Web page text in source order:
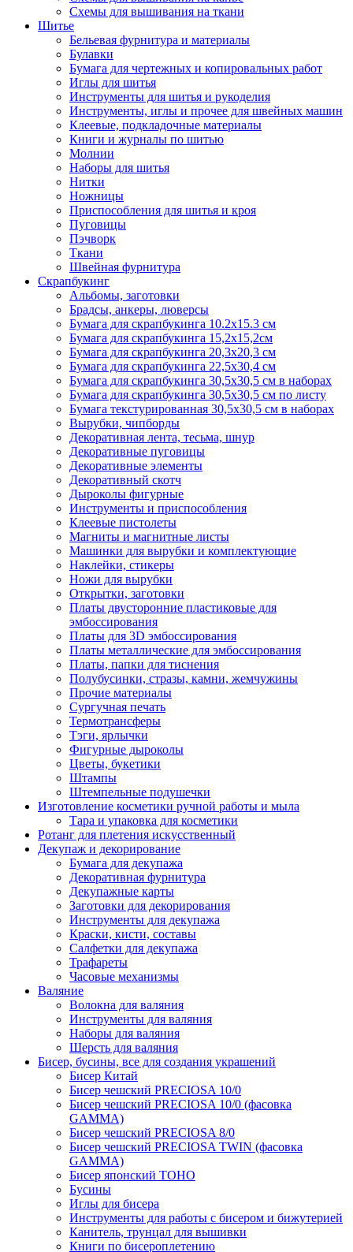
Схемы для вышивания на ткани
Шитье
Бельевая фурнитура и материалы
Булавки
Бумага для чертежных и копировальных работ
Иглы для шитья
Инструменты для шитья и рукоделия
Инструменты, иглы и прочее для швейных машин
Клеевые, подкладочные материалы
Книги и журналы по шитью
Молнии
Наборы для шитья
Нитки
Ножницы
Приспособления для шитья и кроя
Пуговицы
Пэчворк
Ткани
Швейная фурнитура
Скрапбукинг
Альбомы, заготовки
Брадсы, анкеры, люверсы
Бумага для скрапбукинга 10.2х15.3 см
Бумага для скрапбукинга 15,2х15,2см
Бумага для скрапбукинга 20,3х20,3 см
Бумага для скрапбукинга 22,5х30,4 см
Бумага для скрапбукинга 30,5х30,5 см в наборах
Бумага для скрапбукинга 30,5х30,5 см по листу
Бумага текстурированная 30,5х30,5 см в наборах
Вырубки, чипборды
Декоративная лента, тесьма, шнур
Декоративные пуговицы
Декоративные элементы
Декоративный скотч
Дыроколы фигурные
Инструменты и приспособления
Клеевые пистолеты
Магниты и магнитные листы
Машинки для вырубки и комплектующие
Наклейки, стикеры
Ножи для вырубки
Открытки, заготовки
Платы двусторонние пластиковые для
эмбоссирования
Платы для 3D эмбоссирования
Платы металлические для эмбоссирования
Платы, папки для тиснения
Полубусинки, стразы, камни, жемчужины
Прочие материалы
Сургучная печать
Термотрансферы
Тэги, ярлычки
Фигурные дыроколы
Цветы, букетики
Штампы
Штемпельные подушечки
Изготовление косметики ручной работы и мыла
Тара и упаковка для косметики
Ротанг для плетения искусственный
Декупаж и декорирование
Бумага для декупажа
Декоративная фурнитура
Декупажные карты
Заготовки для декорирования
Инструменты для декупажа
Краски, кисти, составы
Салфетки для декупажа
Трафареты
Часовые механизмы
Валяние
Волокна для валяния
Инструменты для валяния
Наборы для валяния
Шерсть для валяния
Бисер, бусины, все для создания украшений
Бисер Китай
Бисер чешский PRECIOSA 10/0
Бисер чешский PRECIOSA 10/0 (фасовка
GAMMA)
Бисер чешский PRECIOSA 8/0
Бисер чешский PRECIOSA TWIN (фасовка
GAMMA)
Бисер японский TOHO
Бусины
Иглы для бисера
Инструменты для работы с бисером и бижутерией
Канитель, трунцал для вышивки
Книги по бисероплетению